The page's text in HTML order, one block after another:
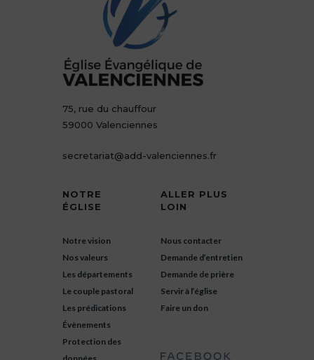
75, rue du chauffour
59000 Valenciennes
secretariat@add-valenciennes.fr
NOTRE
ÉGLISE
Notre vision
Nos valeurs
Les départements
Le couple pastoral
Les prédications
Évènements
Protection des
ALLER PLUS
LOIN
Nous contacter
Demande d’entretien
Demande de prière
Servir à l’église
Faire un don